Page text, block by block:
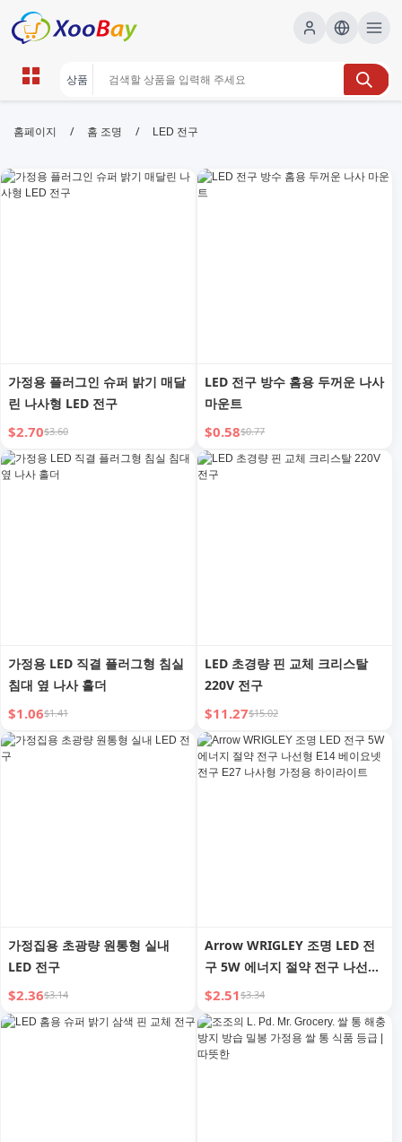
LED 전구 | XOOBAY B2B/B2C
LED 전구, 에너지 절약, 조명 효율, wholesale LED 전
홈페이지 / 홈 조명 / LED 전구
가정용 플러그인 슈퍼 밝기 매달
린 나사형 LED 전구
$2.70$3.60
LED 전구 방수 홈용 두꺼운 나사
마운트
$0.58$0.77
가정용 LED 직결 플러그형 침실
침대 옆 나사 홀더
$1.06$1.41
LED 초경량 핀 교체 크리스탈
220V 전구
$11.27$15.02
가정집용 초광량 원통형 실내
LED 전구
$2.36$3.14
Arrow WRIGLEY 조명 LED 전
구 5W 에너지 절약 전구 나선형
E14 베이요넷 전구 E27 나사형
가정용 하이라이트
$2.51$3.34